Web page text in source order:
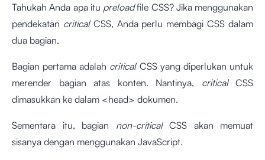
Tahukah Anda apa itu preloadfile CSS? Jika menggunakan
pendekatan critical CSS, Anda perlu membagi CSS dalam
dua bagian.
Bagian pertama adalah critical CSS yang diperlukan untuk
merender bagian atas konten. Nantinya, critical CSS
dimasukkan ke dalam <head> dokumen.
Sementara itu, bagian non-critical CSS akan memuat
sisanya dengan menggunakan JavaScript.